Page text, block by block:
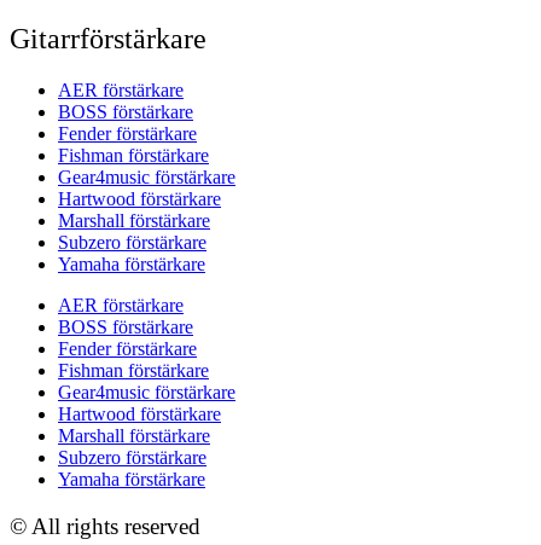
Gitarrförstärkare
AER förstärkare
BOSS förstärkare
Fender förstärkare
Fishman förstärkare
Gear4music förstärkare
Hartwood förstärkare
Marshall förstärkare
Subzero förstärkare
Yamaha förstärkare
AER förstärkare
BOSS förstärkare
Fender förstärkare
Fishman förstärkare
Gear4music förstärkare
Hartwood förstärkare
Marshall förstärkare
Subzero förstärkare
Yamaha förstärkare
© All rights reserved